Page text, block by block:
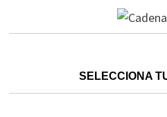
SELECCIONA